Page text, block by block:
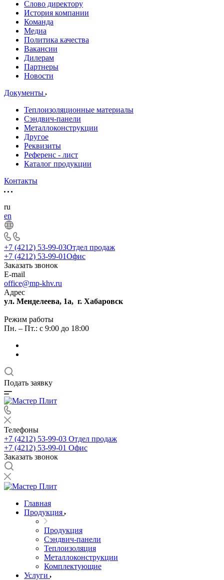
Слово директору
История компании
Команда
Медиа
Политика качества
Вакансии
Дилерам
Партнеры
Новости
Документы
Теплоизоляционные материалы
Сэндвич-панели
Металлоконструкции
Другое
Реквизиты
Референс - лист
Каталог продукции
Контакты
ru
en
+7 (4212) 53-99-03Отдел продаж
+7 (4212) 53-99-01Офис
Заказать звонок
E-mail
office@mp-khv.ru
Адрес
ул. Менделеева, 1а, г. Хабаровск
Режим работы
Пн. – Пт.: с 9:00 до 18:00
Подать заявку
Телефоны
+7 (4212) 53-99-03 Отдел продаж
+7 (4212) 53-99-01 Офис
Заказать звонок
Главная
Продукция
Продукция
Сэндвич-панели
Теплоизоляция
Металлоконструкции
Комплектующие
Услуги